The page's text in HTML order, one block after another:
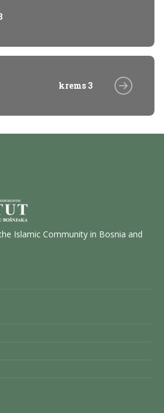
krems 3
Islamic Community in Bosnia and